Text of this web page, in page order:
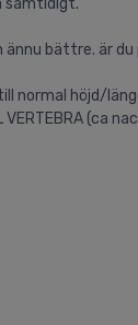
samtidigt.
ännu bättre.
normal höjd/
(ca